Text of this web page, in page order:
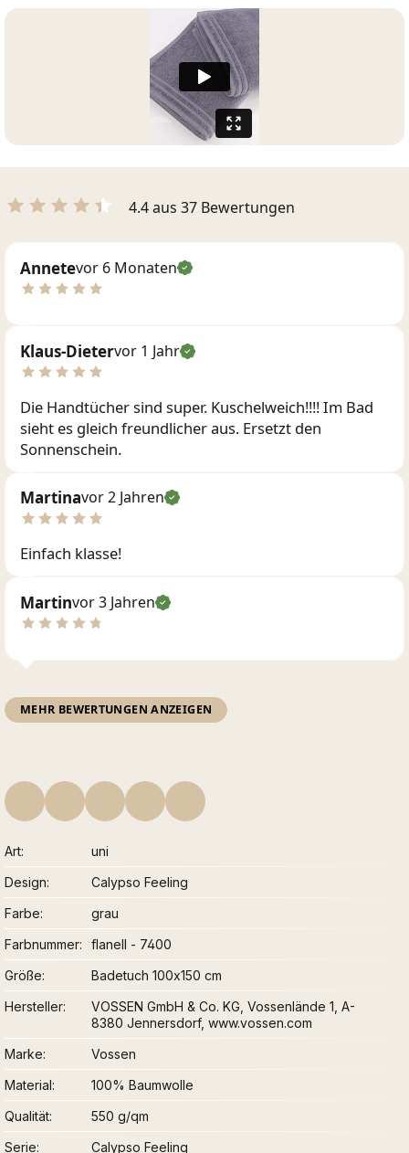
4.4 aus 37 Bewertungen
Annetevor 6 Monaten
Klaus-Dietervor 1 Jahr
Die Handtücher sind super. Kuschelweich!!!! Im Bad
sieht es gleich freundlicher aus. Ersetzt den
Sonnenschein.
Martinavor 2 Jahren
Einfach klasse!
Martinvor 3 Jahren
MEHR BEWERTUNGEN ANZEIGEN
Art
uni
Design
Calypso Feeling
Farbe
grau
Farbnummer
flanell - 7400
Größe
Badetuch 100x150 cm
Hersteller
VOSSEN GmbH & Co. KG, Vossenlände 1, A-
8380 Jennersdorf, www.vossen.com
Marke
Vossen
Material
100% Baumwolle
Qualität
550 g/qm
Serie
Calypso Feeling